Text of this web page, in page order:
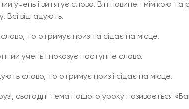
учень і витягує слово. Він повинен мімікою та
Всі відгадують.
слово, то отримує приз та сідає на місце.
учень і показує наступне слово.
слово, то отримує приз і сідає на місце.
сьогодні тема нашого уроку називається